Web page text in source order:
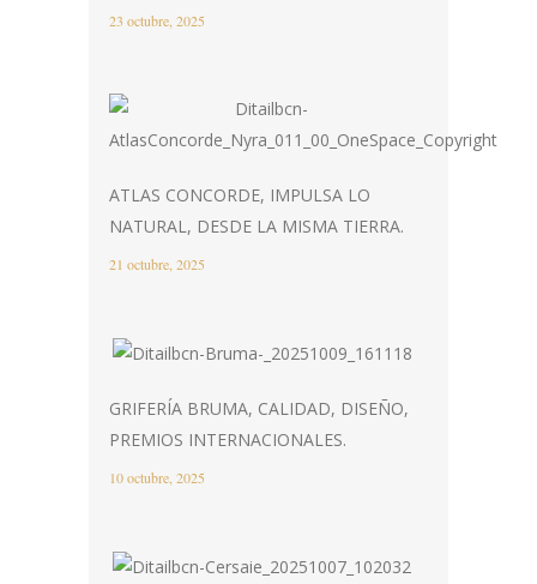
23 octubre, 2025
ATLAS CONCORDE, IMPULSA LO
NATURAL, DESDE LA MISMA TIERRA.
21 octubre, 2025
GRIFERÍA BRUMA, CALIDAD, DISEÑO,
PREMIOS INTERNACIONALES.
10 octubre, 2025